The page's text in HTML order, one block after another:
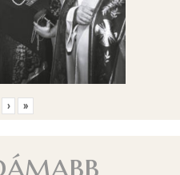
› »